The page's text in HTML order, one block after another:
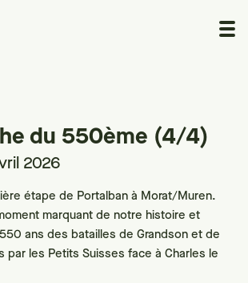
du 550ème (4/4)
2026
étape de Portalban à Morat/Muren.
marquant de notre histoire et
ans des batailles de Grandson et de
par les Petits Suisses face à Charles le